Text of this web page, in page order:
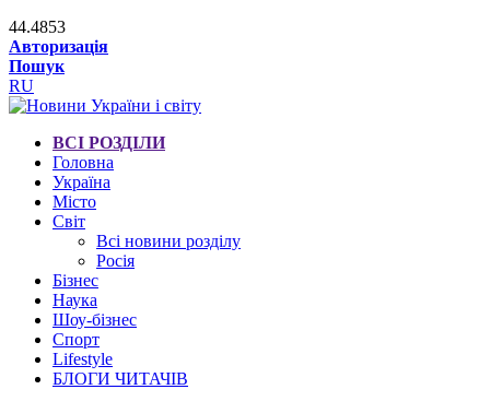
44.4853
Авторизація
Пошук
RU
ВСІ РОЗДІЛИ
Головна
Україна
Місто
Світ
Всі новини розділу
Росія
Бізнес
Наука
Шоу-бізнес
Спорт
Lifestyle
БЛОГИ ЧИТАЧІВ